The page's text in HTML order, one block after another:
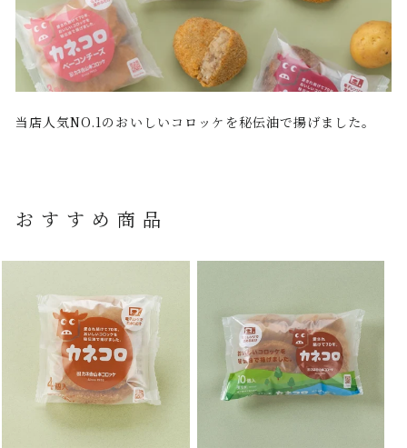
当店人気NO.1のおいしいコロッケを秘伝油で揚げました。
おすすめ商品